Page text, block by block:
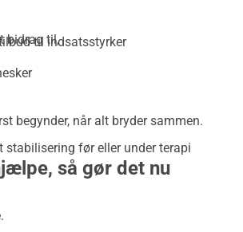
til indsatsstyrker
stabilisering før eller under terapi
bidrag til,
begynder, når alt bryder sammen.
så gør det nu